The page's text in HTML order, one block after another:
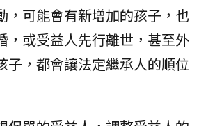
，可能會有新增加的孩子，也
，或受益人先行離世，甚至外
子，都會讓法定繼承人的順位